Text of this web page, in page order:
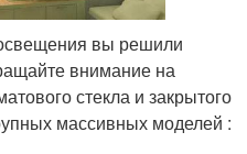
вы решили
внимание на
стекла и закрытого
массивных моделей :